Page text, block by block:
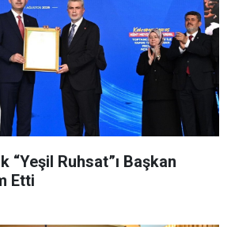
“Yeşil Ruhsat”ı Başkan
Etti